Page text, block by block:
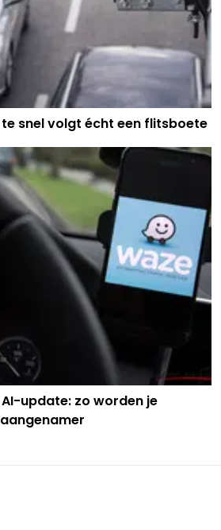
snel volgt écht een flitsboete
update: zo worden je